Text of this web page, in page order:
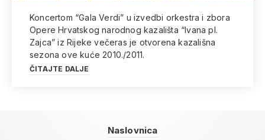
Koncertom “Gala Verdi” u izvedbi orkestra i zbora
Opere Hrvatskog narodnog kazališta “Ivana pl.
Zajca” iz Rijeke večeras je otvorena kazališna
sezona ove kuće 2010./2011.
ČITAJTE DALJE
Naslovnica